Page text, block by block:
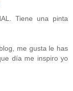
Tiene una pinta
me gusta le has
día me inspiro yo